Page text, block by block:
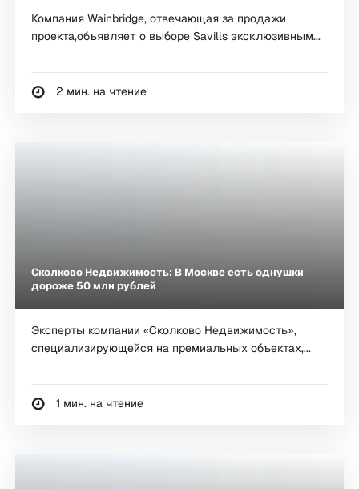
Компания Wainbridgе, отвечающая за продажи
проекта,объявляет о выборе Savills эксклюзивным...
2 мин. на чтение
Сколково Недвижимость: В Москве есть однушки
дороже 50 млн рублей
Эксперты компании «Сколково Недвижимость»,
специализирующейся на премиальных объектах,...
1 мин. на чтение